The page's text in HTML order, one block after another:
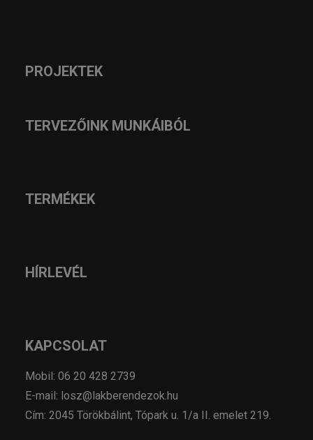
PROJEKTEK
TERVEZŐINK MUNKÁIBÓL
TERMÉKEK
HÍRLEVÉL
KAPCSOLAT
Mobil: 06 20 428 2739
E-mail: losz@lakberendezok.hu
Cím: 2045 Törökbálint, Tópark u. 1/a II. emelet 219.